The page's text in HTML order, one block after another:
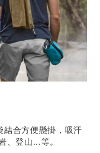
結合方便懸掛，吸汗
、登山...等。